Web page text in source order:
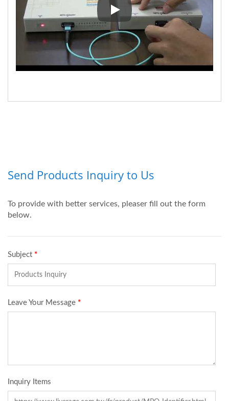
Identificateur de polarité